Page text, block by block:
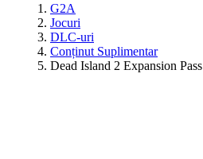
G2A
Jocuri
DLC-uri
Conținut Suplimentar
Dead Island 2 Expansion Pass